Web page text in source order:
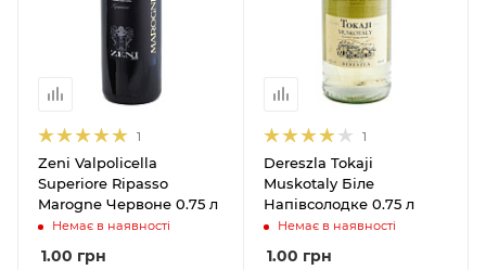
1
Zeni Valpolicella
Superiore Ripasso
Marogne Червоне 0.75 л
Немає в наявності
1.00 грн
1
Dereszla Tokaji
Muskotaly Біле
Напівсолодке 0.75 л
Немає в наявності
1.00 грн